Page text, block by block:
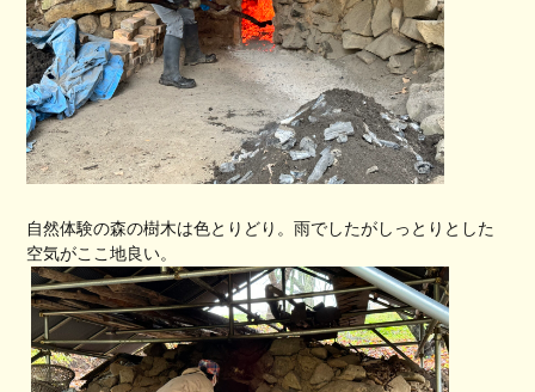
自然体験の森の樹木は色とりどり。雨でしたがしっとりとした
空気がここ地良い。